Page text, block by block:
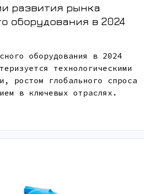
развития рынка
оборудования в 2024
оборудования в 2024
технологическими
ростом глобального спроса
в ключевых отраслях.